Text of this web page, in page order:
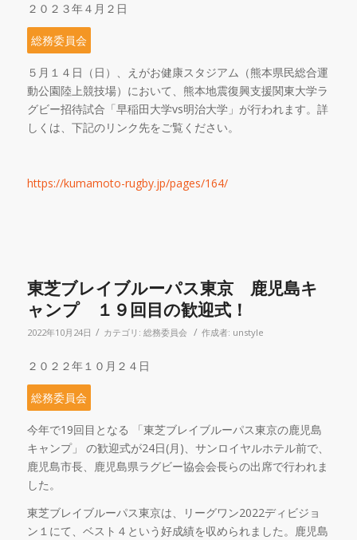
２０２３年４月２日
総務委員会
５月１４日（日）、えがお健康スタジアム（熊本県民総合運
動公園陸上競技場）において、熊本地震復興支援関東大学ラ
グビー招待試合「早稲田大学vs明治大学」が行われます。詳
しくは、下記のリンク先をご覧ください。
https://kumamoto-rugby.jp/pages/164/
東芝ブレイブルーパス東京 鹿児島キ
ャンプ １９回目の歓迎式！
2022年10月24日 / カテゴリ: 総務委員会 / 作成者: unstyle
２０２２年１０月２４日
総務委員会
今年で19回目となる 「東芝ブレイブルーパス東京の鹿児島
キャンプ」 の歓迎式が24日(月 )、サンロイヤルホテル前で、
鹿児島市長、鹿児島県ラグビー協会会長らの出席で行われま
した。
東芝ブレイブルーパス東京は、リーグワン2022ディビジョ
ン１にて、ベスト４という好成績を収められました。鹿児島